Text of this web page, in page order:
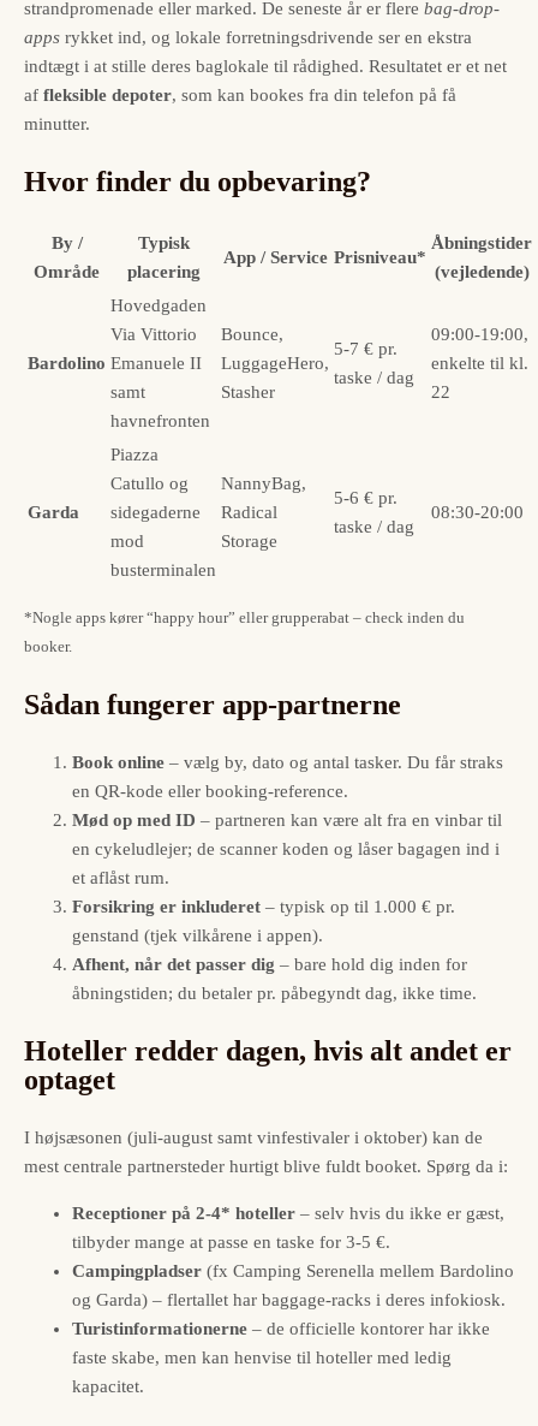
strandpromenade eller marked. De seneste år er flere bag-drop-
apps rykket ind, og lokale forretningsdrivende ser en ekstra
indtægt i at stille deres baglokale til rådighed. Resultatet er et net
af fleksible depoter, som kan bookes fra din telefon på få
minutter.
Hvor finder du opbevaring?
By /
Område
Typisk
placering
App / Service Prisniveau*
Åbningstider
(vejledende)
Bardolino
Hovedgaden
Via Vittorio
Emanuele II
samt
havnefronten
Bounce,
LuggageHero,
Stasher
5-7 € pr.
taske / dag
09:00-19:00,
enkelte til kl.
22
Garda
Piazza
Catullo og
sidegaderne
mod
busterminalen
NannyBag,
Radical
Storage
5-6 € pr.
taske / dag
08:30-20:00
*Nogle apps kører “happy hour” eller grupperabat – check inden du
booker.
Sådan fungerer app-partnerne
Book online – vælg by, dato og antal tasker. Du får straks
en QR-kode eller booking-reference.
Mød op med ID – partneren kan være alt fra en vinbar til
en cykeludlejer; de scanner koden og låser bagagen ind i
et aflåst rum.
Forsikring er inkluderet – typisk op til 1.000 € pr.
genstand (tjek vilkårene i appen).
Afhent, når det passer dig – bare hold dig inden for
åbningstiden; du betaler pr. påbegyndt dag, ikke time.
Hoteller redder dagen, hvis alt andet er
optaget
I højsæsonen (juli-august samt vinfestivaler i oktober) kan de
mest centrale partnersteder hurtigt blive fuldt booket. Spørg da i:
Receptioner på 2-4* hoteller – selv hvis du ikke er gæst,
tilbyder mange at passe en taske for 3-5 €.
Campingpladser (fx Camping Serenella mellem Bardolino
og Garda) – flertallet har baggage-racks i deres infokiosk.
Turistinformationerne – de officielle kontorer har ikke
faste skabe, men kan henvise til hoteller med ledig
kapacitet.